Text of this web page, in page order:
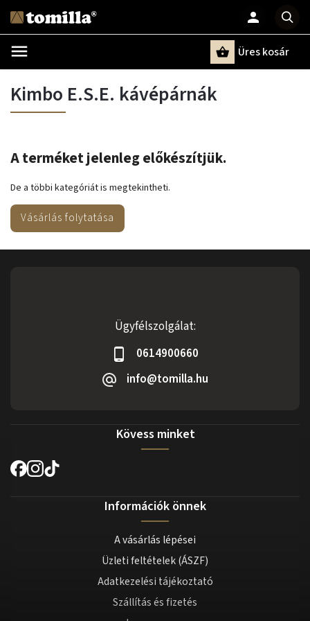
Üres kosár
Kimbo E.S.E. kávépárnák
A terméket jelenleg előkészítjük.
De a többi kategóriát is megtekintheti.
Vásárlás folytatása
Ügyfélszolgálat:
0614900660
info@tomilla.hu
Kövess minket
Információk önnek
A vásárlás lépései
Üzleti feltételek (ÁSZF)
Adatkezelési tájékoztató
Szállítás és fizetés